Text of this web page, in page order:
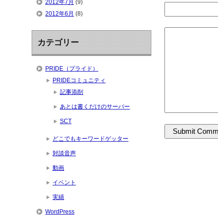
2012年7月 (9)
2012年6月 (8)
カテゴリー
PRIDE（プライド）
PRIDEコミュニティ
記事添削
あとは書くだけのサーバー
SCT
どこでもキーワードゲッター
対談音声
動画
イベント
実績
WordPress